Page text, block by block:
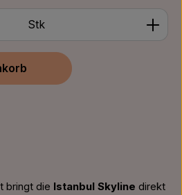
den gewünschten Wert ein
Stk
bringt die Istanbul Skyline direkt